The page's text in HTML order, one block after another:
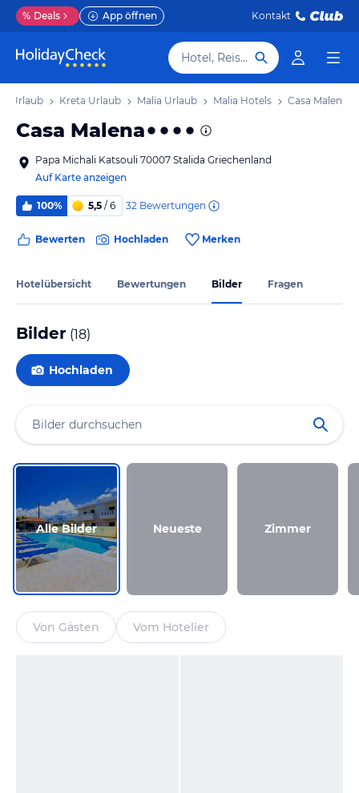
% Deals App öffnen Kontakt
Hotel, Reiseziel
Urlaub Kreta Urlaub Malia Urlaub Malia Hotels Casa Malena
Casa Malena
Papa Michali Katsouli 70007 Stalida Griechenland
Auf Karte anzeigen
100% 5,5 / 6 32 Bewertungen
Bewerten Hochladen Merken
Hotelübersicht Bewertungen Bilder Fragen
Bilder (18)
Hochladen
Alle Bilder Neueste Zimmer
Von Gästen Vom Hotelier